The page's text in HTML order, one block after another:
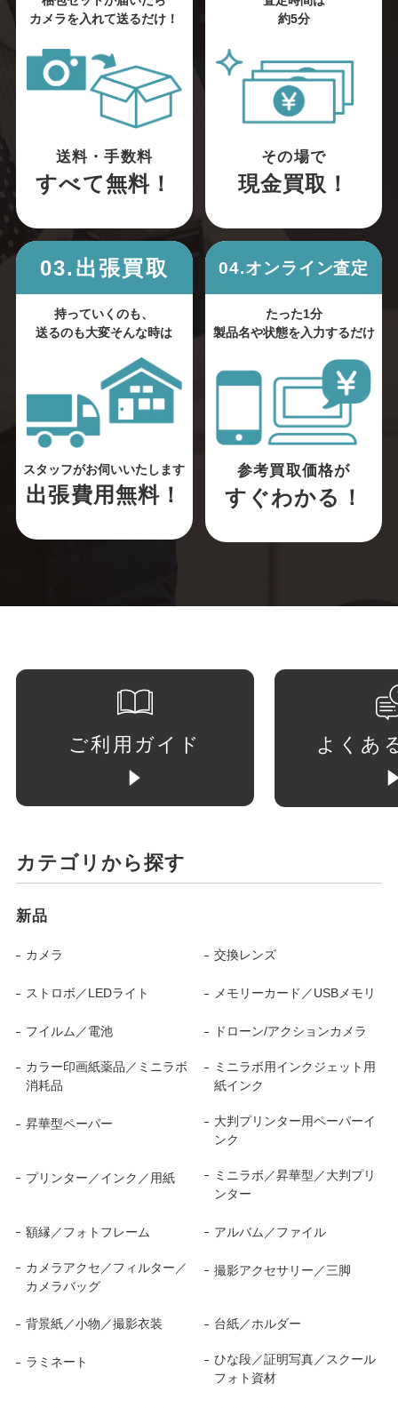
カメラを入れて送るだけ！
送料・手数料
すべて無料！
約5分
その場で
現金買取！
03.出張買取
持っていくのも、
送るのも大変そんな時は
スタッフがお伺いいたします
出張費用無料！
04.オンライン査定
たった1分
製品名や状態を入力するだけ
参考買取価格が
すぐわかる！
ご利用ガイド よくあ
カテゴリから探す
新品
カメラ 交換レンズ
ストロボ／LEDライト メモリーカード／USBメモリ
フイルム／電池 ドローン/アクションカメラ
カラー印画紙薬品／ミニラボ
消耗品
ミニラボ用インクジェット用
紙インク
昇華型ペーパー
大判プリンター用ペーパーイ
ンク
プリンター／インク／用紙
ミニラボ／昇華型／大判プリ
ンター
額縁／フォトフレーム アルバム／ファイル
カメラアクセ／フィルター／
カメラバッグ
撮影アクセサリー／三脚
背景紙／小物／撮影衣装 台紙／ホルダー
ラミネート
ひな段／証明写真／スクール
フォト資材